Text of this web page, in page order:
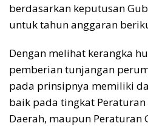
berdasarkan keputusan
untuk tahun anggaran
Dengan melihat kerangka
pemberian tunjangan
pada prinsipnya memiliki
baik pada tingkat
Daerah, maupun Peraturan